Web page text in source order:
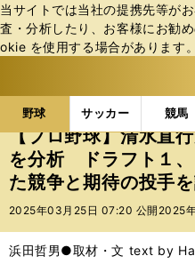
当サイトでは当社の提携先等が
査・分析したり、お客様にお勧
okie を使⽤する場合があります
野球 サッカー 競馬
b
ス
ポ
ル
テ
ー
バ
野球の記事一覧 プ
【プロ野球】清水直
を分析 ドラフト１、
た競争と期待の投手
2025年03月25日 07:20 公開 2025
浜田哲男●取材・文 text by